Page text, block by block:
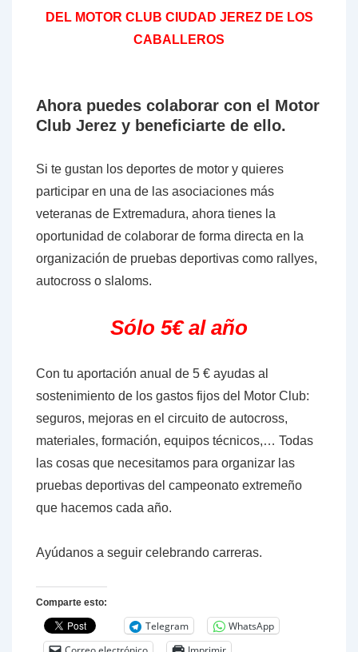
DEL MOTOR CLUB CIUDAD JEREZ DE LOS
CABALLEROS
Ahora puedes colaborar con el Motor
Club Jerez y beneficiarte de ello.
Si te gustan los deportes de motor y quieres
participar en una de las asociaciones más
veteranas de Extremadura, ahora tienes la
oportunidad de colaborar de forma directa en la
organización de pruebas deportivas como rallyes,
autocross o slaloms.
Sólo 5€ al año
Con tu aportación anual de 5 € ayudas al
sostenimiento de los gastos fijos del Motor Club:
seguros, mejoras en el circuito de autocross,
materiales, formación, equipos técnicos,… Todas
las cosas que necesitamos para organizar las
pruebas deportivas del campeonato extremeño
que hacemos cada año.
Ayúdanos a seguir celebrando carreras.
Comparte esto:
Telegram
WhatsApp